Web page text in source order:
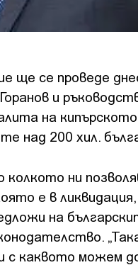
ще се проведе
и
на
над 200 хил.
ни
е в
на
каквото можем